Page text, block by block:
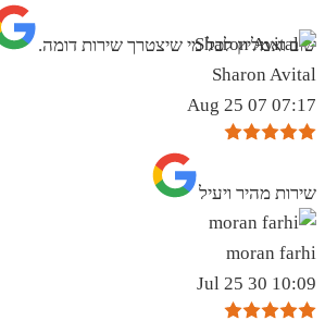
שוב ואמליץ לכל מי שיצטרך שירות דומה.
Sharon Avital
07:17 07 Aug 25
שירות מהיר ויעיל
moran farhi
10:09 30 Jul 25